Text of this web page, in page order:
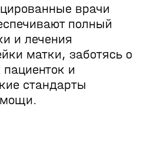
врачи
полный
и лечения
матки, заботясь о
и
стандарты